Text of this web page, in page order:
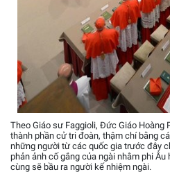
Theo Giáo sư Faggioli, Đức Giáo Hoàng
thành phần cử tri đoàn, thậm chí bằng
những người từ các quốc gia trước đây
phản ảnh cố gắng của ngài nhằm phi Âu
cùng sẽ bầu ra người kế nhiệm ngài.